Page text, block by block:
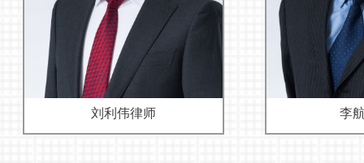
刘利伟律师 李